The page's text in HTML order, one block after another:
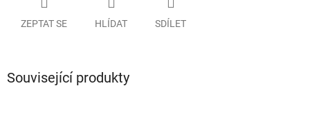
ZEPTAT SE HLÍDAT SDÍLET
Související produkty